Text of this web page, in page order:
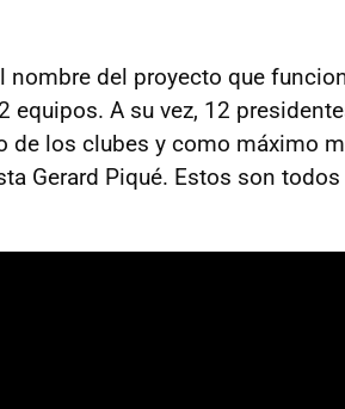
nombre del proyecto que
equipos. A su vez, 12
de los clubes y como máximo
Gerard Piqué. Estos son